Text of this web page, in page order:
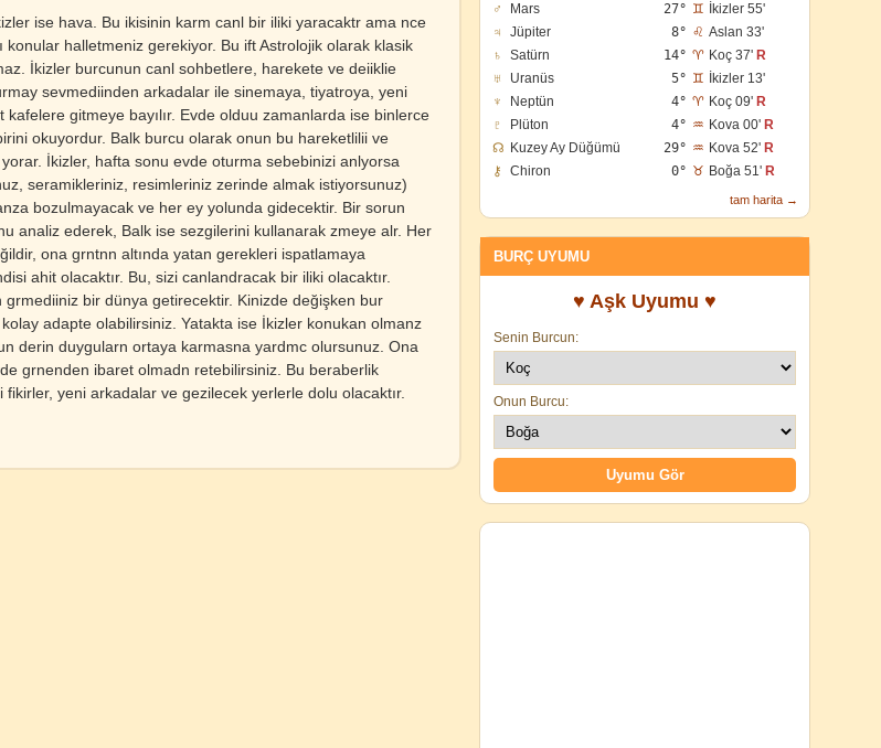
ise hava. Bu ikisinin karm canl bir iliki yaracaktr ama nce
konular halletmeniz gerekiyor. Bu ift Astrolojik olarak klasik
İkizler burcunun canl sohbetlere, harekete ve deiiklie
sevmediinden arkadalar ile sinemaya, tiyatroya, yeni
gitmeye bayılır. Evde olduu zamanlarda ise binlerce
okuyordur. Balk burcu olarak onun bu hareketlilii ve
İkizler, hafta sonu evde oturma sebebinizi anlyorsa
seramikleriniz, resimleriniz zerinde almak istiyorsunuz)
bozulmayacak ve her ey yolunda gidecektir. Bir sorun
analiz ederek, Balk ise sezgilerini kullanarak zmeye alr. Her
ona grntnn altında yatan gerekleri ispatlamaya
ahit olacaktır. Bu, sizi canlandracak bir iliki olacaktır.
grmediiniz bir dünya getirecektir. Kinizde değişken bur
adapte olabilirsiniz. Yatakta ise İkizler konukan olmanz
derin duygularn ortaya karmasna yardmc olursunuz. Ona
grnenden ibaret olmadn retebilirsiniz. Bu beraberlik
yeni arkadalar ve gezilecek yerlerle dolu olacaktır.
♂
Mars 27° ♊
İkizler 55'
♃
Jüpiter 8° ♌ Aslan 33'
♄
Satürn 14° ♈ Koç 37' R
♅
Uranüs 5° ♊
İkizler 13'
♆
Neptün 4° ♈ Koç 09' R
♇
Plüton 4° ♒ Kova 00' R
☊ Kuzey Ay Düğümü 29° ♒ Kova 52' R
⚷
Chiron 0° ♉ Boğa 51' R
tam harita →
BURÇ UYUMU
♥ Aşk Uyumu ♥
Senin Burcun:
Onun Burcu: